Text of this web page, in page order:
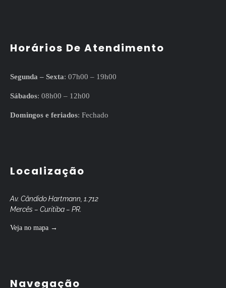
Horários De Atendimento
Segunda – Sexta: 07h00 – 19h00
Sábados: 08h00 – 12h00
Domingos e feriados: Fechado
Localização
Av. Cândido Hartmann, 1.712
Mercês – Curitiba – PR.
Veja no mapa →
Navegação